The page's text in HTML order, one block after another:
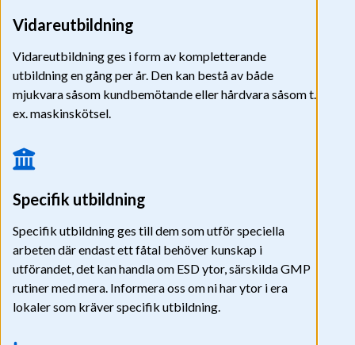
Vidareutbildning
Vidareutbildning ges i form av kompletterande
utbildning en gång per år. Den kan bestå av både
mjukvara såsom kundbemötande eller hårdvara såsom t.
ex. maskinskötsel.
Specifik utbildning
Specifik utbildning ges till dem som utför speciella
arbeten där endast ett fåtal behöver kunskap i
utförandet, det kan handla om ESD ytor, särskilda GMP
rutiner med mera. Informera oss om ni har ytor i era
lokaler som kräver specifik utbildning.